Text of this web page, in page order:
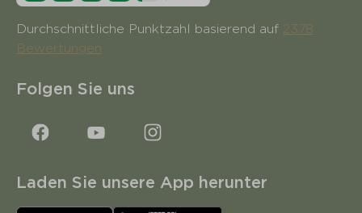
Durchschnittliche Punktzahl basierend auf 2378
Bewertungen
Folgen Sie uns
Laden Sie unsere App herunter